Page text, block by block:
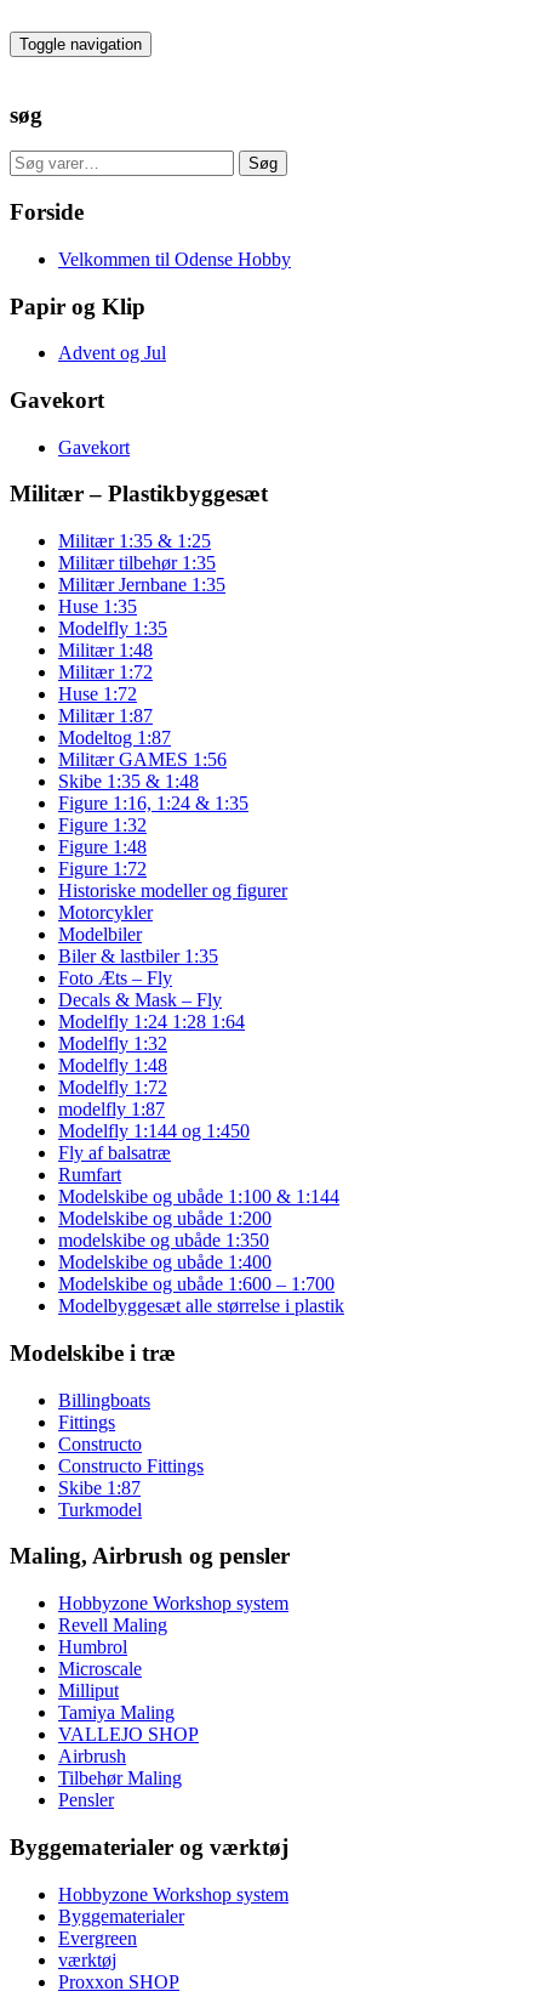
to
the
Toggle navigation
søg
Søg
efter:
Søg
Forside
Velkommen til Odense Hobby
Papir og Klip
Advent og Jul
Gavekort
Gavekort
Militær – Plastikbyggesæt
Militær 1:35 & 1:25
Militær tilbehør 1:35
Militær Jernbane 1:35
Huse 1:35
Modelfly 1:35
Militær 1:48
Militær 1:72
Huse 1:72
Militær 1:87
Modeltog 1:87
Militær GAMES 1:56
Skibe 1:35 & 1:48
Figure 1:16, 1:24 & 1:35
Figure 1:32
Figure 1:48
Figure 1:72
Historiske modeller og figurer
Motorcykler
Modelbiler
Biler & lastbiler 1:35
Foto Æts – Fly
Decals & Mask – Fly
Modelfly 1:24 1:28 1:64
Modelfly 1:32
Modelfly 1:48
Modelfly 1:72
modelfly 1:87
Modelfly 1:144 og 1:450
Fly af balsatræ
Rumfart
Modelskibe og ubåde 1:100 & 1:144
Modelskibe og ubåde 1:200
modelskibe og ubåde 1:350
Modelskibe og ubåde 1:400
Modelskibe og ubåde 1:600 – 1:700
Modelbyggesæt alle størrelse i plastik
Modelskibe i træ
Billingboats
Fittings
Constructo
Constructo Fittings
Skibe 1:87
Turkmodel
Maling, Airbrush og pensler
Hobbyzone Workshop system
Revell Maling
Humbrol
Microscale
Milliput
Tamiya Maling
VALLEJO SHOP
Airbrush
Tilbehør Maling
Pensler
Byggematerialer og værktøj
Hobbyzone Workshop system
Byggematerialer
Evergreen
værktøj
Proxxon SHOP